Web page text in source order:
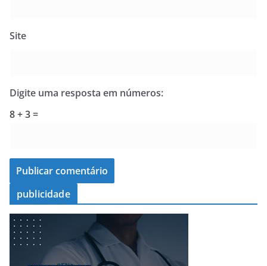
Site
Digite uma resposta em números:
8 + 3 =
publicidade